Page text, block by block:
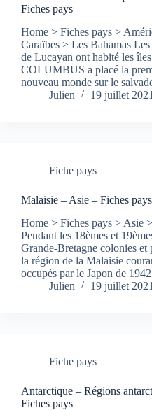
Fiches pays
Home > Fiches pays >
Caraïbes > Les Bahamas
de Lucayan ont habité les
COLUMBUS a placé la
nouveau monde sur le
Julien
19 juillet 2021
Fiche pays
Malaisie – Asie – Fiches pays
Home > Fiches pays > Asie
Pendant les 18èmes et
Grande-Bretagne colonies et
la région de la Malaisie
occupés par le Japon de
Julien
19 juillet 2021
Fiche pays
Antarctique – Régions
Fiches pays